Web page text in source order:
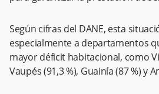
Según cifras del DANE, esta
especialmente a departamentos
mayor déficit habitacional, como
Vaupés (91,3 %), Guainía (87 %) y